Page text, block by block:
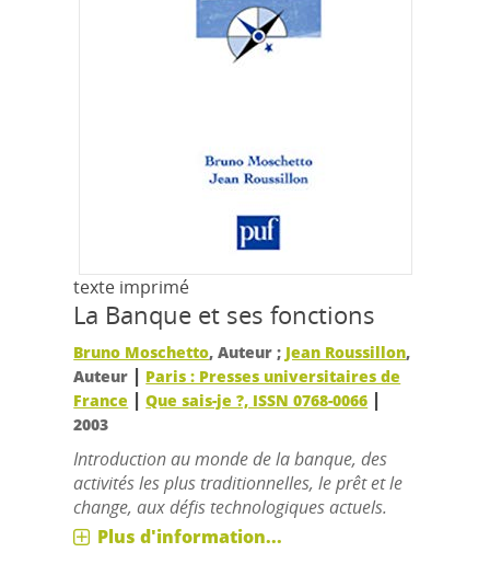
texte imprimé
La Banque et ses fonctions
Bruno Moschetto, Auteur ; Jean Roussillon,
Auteur | Paris : Presses universitaires de
France |Que sais-je ?, ISSN 0768-0066 |
2003
Introduction au monde de la banque, des
activités les plus traditionnelles, le prêt et le
change, aux défis technologiques actuels.
Plus d'information...